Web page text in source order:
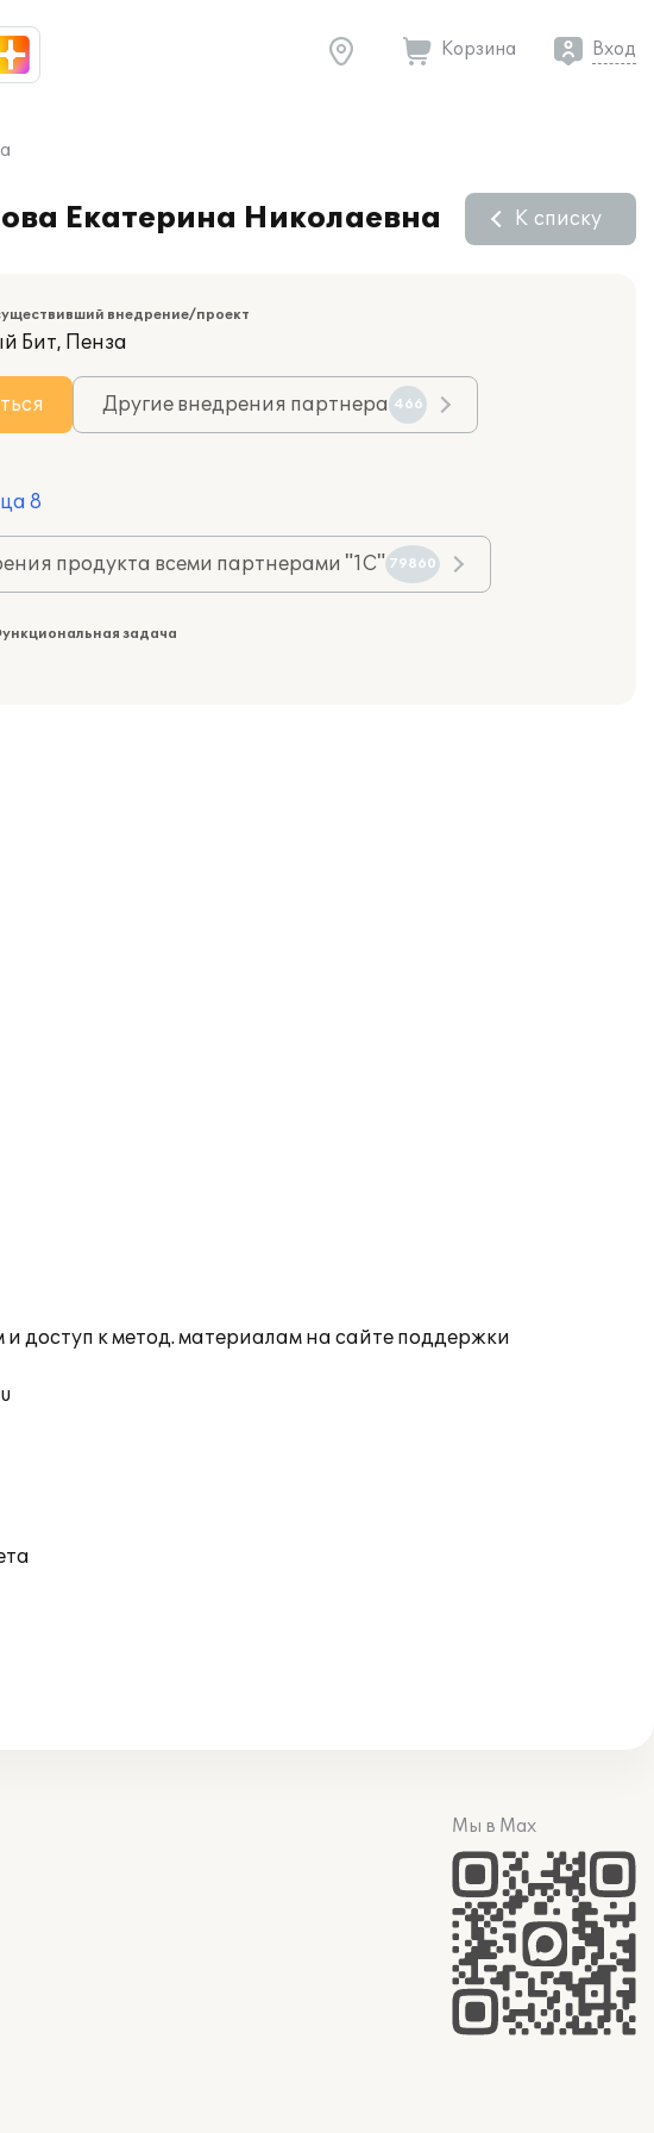
Корзина Вход
Екатерина Николаевна К списку
внедрение/проект
Бит, Пенза
Другие внедрения партнера 466
8
продукта всеми партнерами "1С" 79860
задача
доступ к метод. материалам на сайте поддержки
Мы в Max